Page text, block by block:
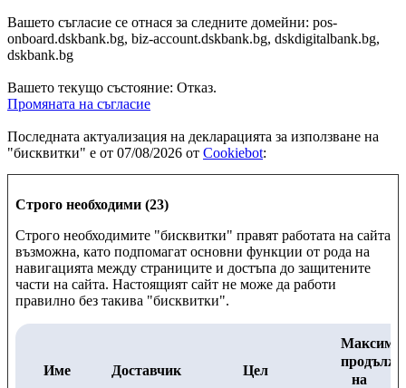
Вашето съгласие се отнася за следните домейни: pos-
onboard.dskbank.bg, biz-account.dskbank.bg, dskdigitalbank.bg,
dskbank.bg
Вашето текущо състояние: Отказ.
Промяната на съгласие
Последната актуализация на декларацията за използване на
"бисквитки" е от 07/08/2026 от Cookiebot:
Строго необходими (23)
Строго необходимите "бисквитки" правят работата на сайта
възможна, като подпомагат основни функции от рода на
навигацията между страниците и достъпа до защитените
части на сайта. Настоящият сайт не може да работи
правилно без такива "бисквитки".
Име Доставчик Цел
на